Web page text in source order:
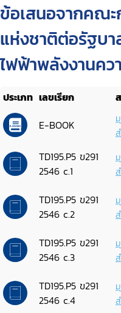
ข้อเสนอจากคณ
แห่งชาติต่อรัฐบ
ไฟฟ้าพลังงานค
กรูด-บ่อนอก และ
และโรงแยกก๊าซธ
ประเภท เลขเรียก
E-BOOK
TD195.P5 ข291
2546 c.1
TD195.P5 ข291
2546 c.2
TD195.P5 ข291
2546 c.3
TD195.P5 ข291
2546 c.4